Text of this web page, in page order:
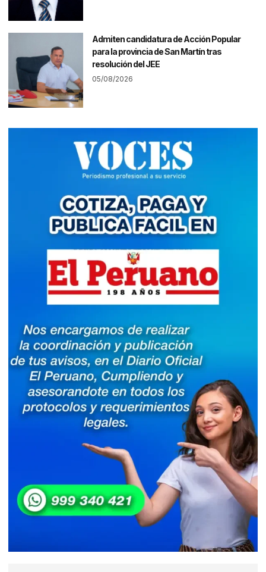
Admiten candidatura de Acción Popular
para la provincia de San Martín tras
resolución del JEE
05/08/2026